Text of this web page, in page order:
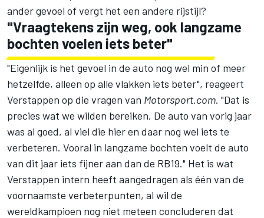
ander gevoel of vergt het een andere rijstijl?
"Vraagtekens zijn weg, ook langzame
bochten voelen iets beter"
"Eigenlijk is het gevoel in de auto nog wel min of meer
hetzelfde, alleen op alle vlakken iets beter", reageert
Verstappen op die vragen van Motorsport.com. "Dat is
precies wat we wilden bereiken. De auto van vorig jaar
was al goed, al viel die hier en daar nog wel iets te
verbeteren. Vooral in langzame bochten voelt de auto
van dit jaar iets fijner aan dan de RB19." Het is wat
Verstappen intern heeft aangedragen als één van de
voornaamste verbeterpunten, al wil de
wereldkampioen nog niet meteen concluderen dat